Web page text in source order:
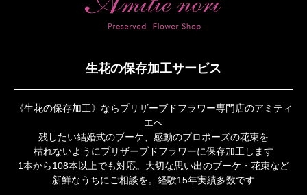
生花の保存加工サービス
《生花の保存加工》ならプリザーブドフラワー専門店のアミティ
エへ
残したい結婚式のブーケ、感動のプロポーズの花束を
枯れないようにプリザーブドフラワーに保存加工します
1本から108本以上でも対応。大切な思い出のブーケ・花束など
新鮮なうちにご相談を。経験15年実績多数です